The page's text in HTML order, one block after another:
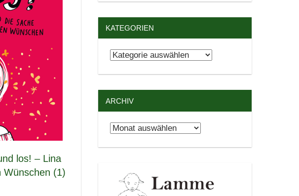
los! – Lina
Wünschen (1)
KATEGORIEN
Kategorien
ARCHIV
Archiv